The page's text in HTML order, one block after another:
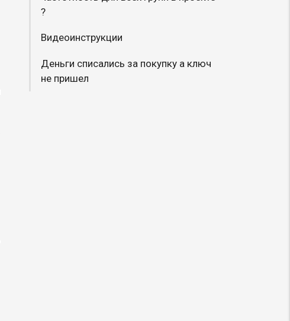
?
Видеоинструкции
Деньги списались за покупку а ключ
не пришел